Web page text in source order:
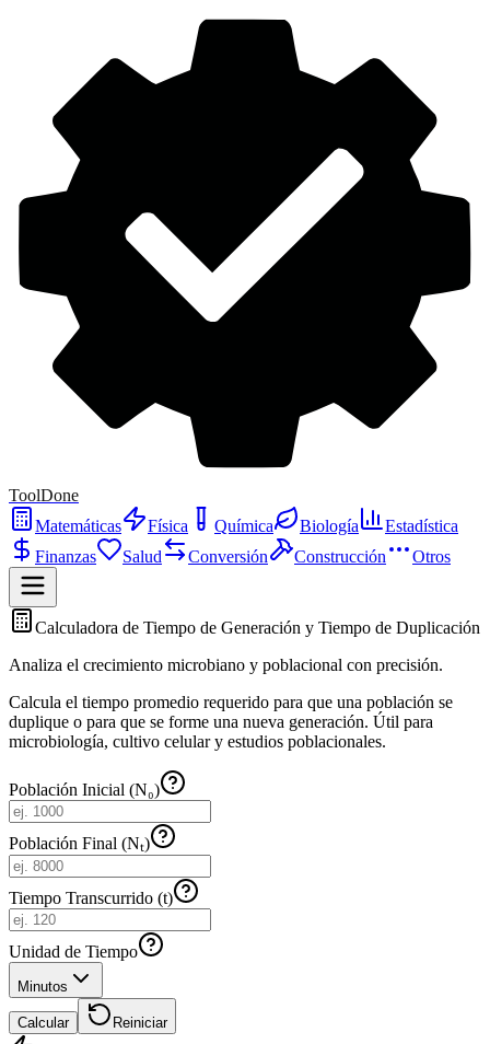
ToolDone
Matemáticas
Física Química Biología
Estadística
Finanzas
Salud Conversión Construcción Otros
Calculadora de Tiempo de Generación y Tiempo de Duplicación
Analiza el crecimiento microbiano y poblacional con precisión.
Calcula el tiempo promedio requerido para que una población se
duplique o para que se forme una nueva generación. Útil para
microbiología, cultivo celular y estudios poblacionales.
Población Inicial (N₀)
Población Final (Nₜ)
Tiempo Transcurrido (t)
Unidad de Tiempo
Minutos
Calcular Reiniciar